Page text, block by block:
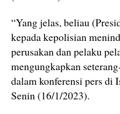
“Yang jelas, beliau
kepada kepolisian
perusakan dan pelaku
mengungkapkan
dalam konferensi pers di
Senin (16/1/2023).